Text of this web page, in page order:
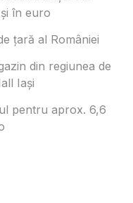
în euro
țară al României
din regiunea de
Iași
pentru aprox. 6,6